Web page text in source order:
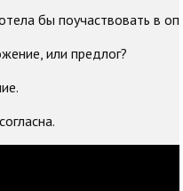
бы поучаствовать в
или предлог?